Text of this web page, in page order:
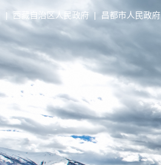
| 西藏自治区人民政府| 昌都市人民政府